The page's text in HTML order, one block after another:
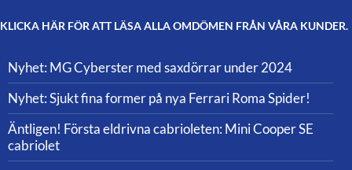
KLICKA HÄR FÖR ATT LÄSA ALLA OMDÖMEN FRÅN VÅRA KUNDER.
Nyhet: MG Cyberster med saxdörrar under 2024
Nyhet: Sjukt fina former på nya Ferrari Roma Spider!
Äntligen! Första eldrivna cabrioleten: Mini Cooper SE
cabriolet